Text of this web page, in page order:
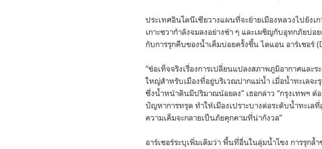
ประเทศอินโดนีเซียวางแผนที่จะย้ายเมืองหลวงไปยังเ
เกาะชวากำลังจมลงอย่างช้า ๆ และเผชิญกับอุทกภัยบ่
กับการรุกคืบของน้ำเค็มบ่อยครั้งขึ้น ไดแอน อาร์เชอร์
“ข้อเท็จจริงเรื่องการเปลี่ยนแปลงสภาพภูมิอากาศแล
ใหญ่สำหรับเมืองที่อยู่บริเวณปากแม่น้ำ เมื่อน้ำทะเลจะ
ซึ่งน้ำหน้าดินมีปริมาณน้อยลง” เธอกล่าว “กรุงเทพฯ
ปัญหาการทรุด ทำให้เมืองเปราะบางต่อระดับน้ำทะเล
ความเค็มจะกลายเป็นภัยคุกคามที่น่ากังวล”
อาร์เชอร์ระบุเพิ่มเติมว่า พื้นที่อื่นในลุ่มน้ำโขง การรุก